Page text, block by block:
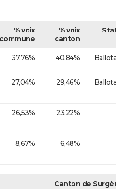
% voix
commune
% voix
canton
37,76% 40,84%
27,04% 29,46%
26,53% 23,22%
8,67% 6,48%
Canton de